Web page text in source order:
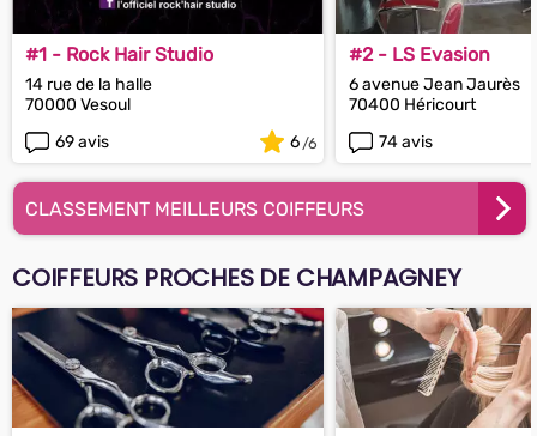
#1 - Rock Hair Studio
14 rue de la halle
70000 Vesoul
69 avis
6
#2 - LS Evasion
6 avenue Jean Jaurès
70400 Héricourt
74 avis
CLASSEMENT MEILLEURS COIFFEURS
COIFFEURS PROCHES DE CHAMPAGNEY